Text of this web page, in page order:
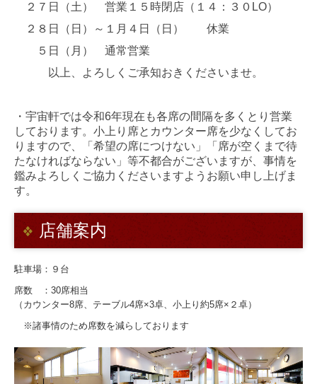
２７日（土） 営業１５時閉店（１４：３０LO）
２８日（日）～１月４日（日） 休業
５ 日（月） 通常営業
以上、よろしくご承知おきくださいませ。
・宇宙軒では令和6年現在も各席の間隔を多くとり営業
しております。小上り席とカウンター席を少なくしてお
りますので、「希望の席につけない」「席が空くまで待
たなければならない」等不都合がございますが、事情を
鑑みよろしくご協力くださいますようお願い申し上げま
す。
店舗案内
駐車場：９台
席数 ：30席相当
（カウンター8席、テーブル4席×3卓、小上り約5席×２卓）
※諸事情のため席数を減らしております